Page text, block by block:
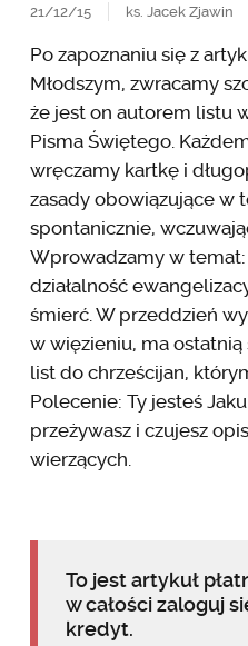
21/12/15 ks. Jacek Zjawin
Po zapoznaniu się z
Młodszym, zwracamy
że jest on autorem listu
Pisma Świętego.
wręczamy kartkę i
zasady obowiązujące w
spontanicznie,
Wprowadzamy w temat:
działalność
śmierć. W przeddzień
w więzieniu, ma
list do chrześcijan,
Polecenie: Ty jesteś
przeżywasz i czujesz
wierzących.
To jest artykuł
w całości zaloguj
kredyt.